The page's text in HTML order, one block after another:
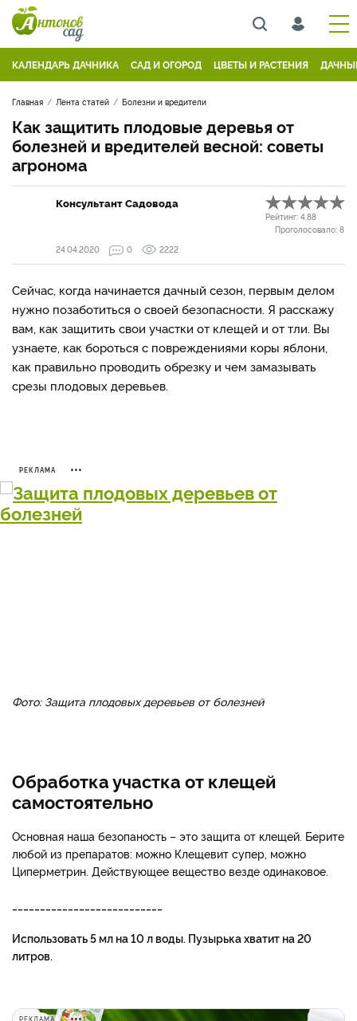
КАЛЕНДАРЬ ДАЧНИКА САД И ОГОРОД ЦВЕТЫ И РАСТЕНИЯ
Главная Лента статей Болезни и вредители
Как защитить плодовые деревья от
болезней и вредителей весной: советы
агронома
Консультант Садовода
Рейтинг: 4.88
Проголосовало: 8
24.04.2020
0 2222
Сейчас, когда начинается дачный сезон, первым делом
нужно позаботиться о своей безопасности. Я расскажу
вам, как защитить свои участки от клещей и от тли. Вы
узнаете, как бороться с повреждениями коры яблони,
как правильно проводить обрезку и чем замазывать
срезы плодовых деревьев.
РЕКЛАМА
Фото: Защита плодовых деревьев от болезней
Обработка участка от клещей
самостоятельно
Основная наша безопаность – это защита от клещей. Берите
любой из препаратов: можно Клещевит супер, можно
Циперметрин. Действующее вещество везде одинаковое.
Использовать 5 мл на 10 л воды. Пузырька хватит на 20
литров.
РЕКЛАМА